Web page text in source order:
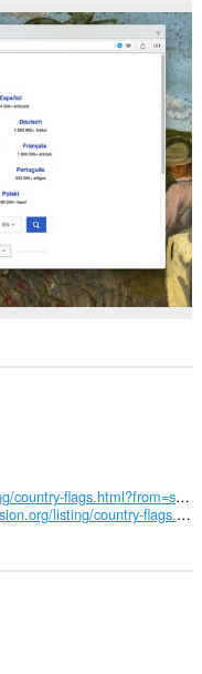
https://webextension.org/listing/country-flags.html?from=server-ip
https://webextension.org/listing/country-flags.html?from=server-ip